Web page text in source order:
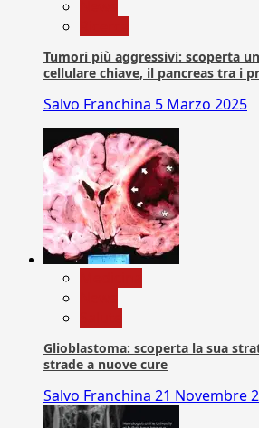
Tumori più aggressivi: scoperta
cellulare chiave, il pancreas tra i
Salvo Franchina 5 Marzo 2025
Glioblastoma: scoperta la sua
strade a nuove cure
Salvo Franchina 21 Novembre